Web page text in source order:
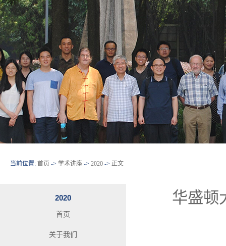
当前位置: 首页 -> 学术讲座 -> 2020 -> 正文
2020
首页
关于我们
华盛顿